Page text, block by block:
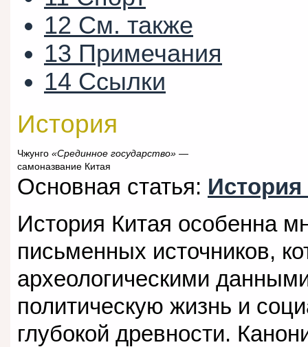
12 См. также
13 Примечания
14 Ссылки
История
Чжунго «Срединное государство» —
самоназвание Китая
Основная статья: История
История Китая особенна
письменных источников,
археологическими
политическую жизнь и
глубокой древности.